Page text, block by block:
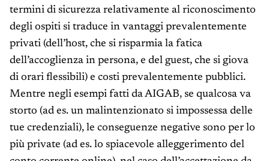
termini di sicurezza relativamente al riconoscimento
degli ospiti si traduce in vantaggi prevalentemente
privati (dell’host, che si risparmia la fatica
dell’accoglienza in persona, e del guest, che si giova
di orari flessibili) e costi prevalentemente pubblici.
Mentre negli esempi fatti da AIGAB, se qualcosa va
storto (ad es. un malintenzionato si impossessa delle
tue credenziali), le conseguenze negative sono per lo
più private (ad es. lo spiacevole alleggerimento del